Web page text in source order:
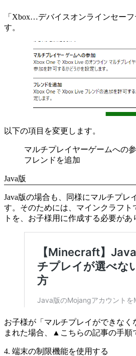
「Xbox…デバイスオンラインセー
す。
以下の項目を変更します。
マルチプレイヤーゲームへの
フレンドを追加
Java版
Java版の場合も、同様にマルチプレ
す。そのためには、マインクラフト
トを、お子様用に作成する必要があ
お子様が「マルチプレイができな
まれた場合、▲こちらの記事の手順
4. 端末の制限機能を使用する